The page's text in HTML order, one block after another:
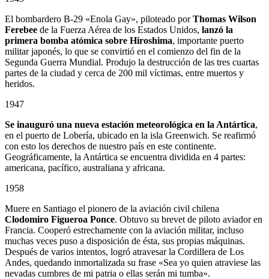
El bombardero B-29 «Enola Gay», piloteado porThomas Wilson
Ferebee de la Fuerza Aérea de los Estados Unidos, lanzó la
primera bomba atómica sobre Hiroshima, importante puerto
militar japonés, lo que se convirtió en el comienzo del fin de la
Segunda Guerra Mundial. Produjo la destrucción de las tres cuartas
partes de la ciudad y cerca de 200 mil víctimas, entre muertos y
heridos.
1947
Se inauguró una nueva estación meteorológica en la Antártica,
en el puerto de Lobería, ubicado en la isla Greenwich. Se reafirmó
con esto los derechos de nuestro país en este continente.
Geográficamente, la Antártica se encuentra dividida en 4 partes:
americana, pacífico, australiana y africana.
1958
Muere en Santiago el pionero de la aviación civil chilena
Clodomiro Figueroa Ponce. Obtuvo su brevet de piloto aviador en
Francia. Cooperó estrechamente con la aviación militar, incluso
muchas veces puso a disposición de ésta, sus propias máquinas.
Después de varios intentos, logró atravesar la Cordillera de Los
Andes, quedando inmortalizada su frase «Sea yo quien atraviese las
nevadas cumbres de mi patria o ellas serán mi tumba».